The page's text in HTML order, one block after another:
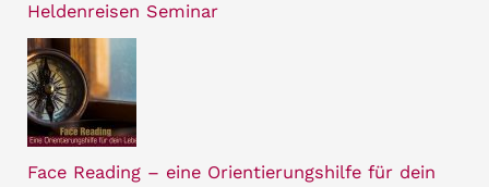
Heldenreisen Seminar
Face Reading – eine Orientierungshilfe für dein